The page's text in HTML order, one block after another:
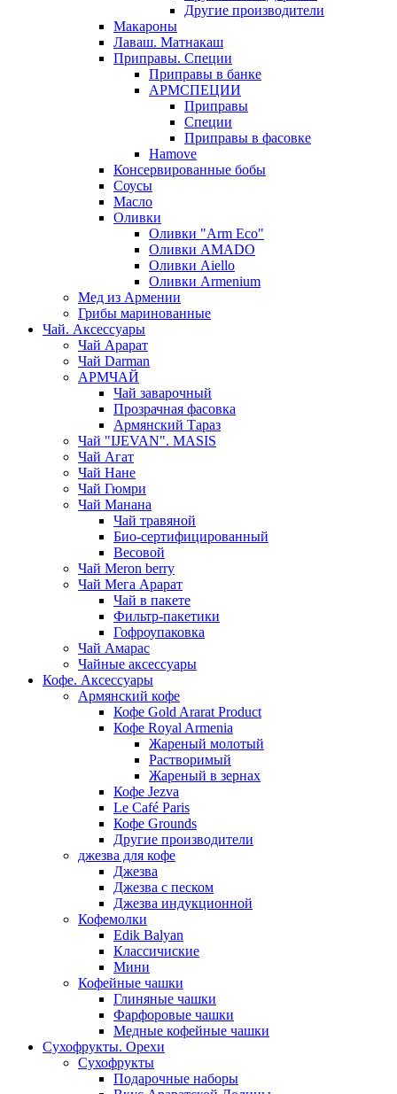
Другие производители
Макароны
Лаваш. Матнакаш
Приправы. Специи
Приправы в банке
АРМСПЕЦИИ
Приправы
Специи
Приправы в фасовке
Hamove
Консервированные бобы
Соусы
Масло
Оливки
Оливки "Arm Eco"
Оливки AMADO
Оливки Aiello
Оливки Armenium
Мед из Армении
Грибы маринованные
Чай. Аксессуары
Чай Арарат
Чай Darman
АРМЧАЙ
Чай заварочный
Прозрачная фасовка
Армянский Тараз
Чай "IJEVAN". MASIS
Чай Агат
Чай Нане
Чай Гюмри
Чай Манана
Чай травяной
Био-сертифицированный
Весовой
Чай Meron berry
Чай Мега Арарат
Чай в пакете
Фильтр-пакетики
Гофроупаковка
Чай Амарас
Чайные аксессуары
Кофе. Аксессуары
Армянский кофе
Кофе Gold Ararat Product
Кофе Royal Armenia
Жареный молотый
Растворимый
Жареный в зернах
Кофе Jezva
Le Café Paris
Кофе Grounds
Другие производители
джезва для кофе
Джезва
Джезва с песком
Джезва индукционной
Кофемолки
Edik Balyan
Классичиские
Мини
Кофейные чашки
Глиняные чашки
Фарфоровые чашки
Медные кофейные чашки
Сухофрукты. Орехи
Сухофрукты
Подарочные наборы